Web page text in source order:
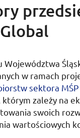
Województwa
w ramach
sektora
którym zależy na
swoich
wartościowych